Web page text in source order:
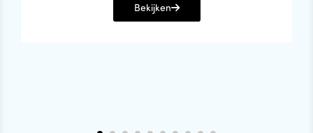
Bekijken